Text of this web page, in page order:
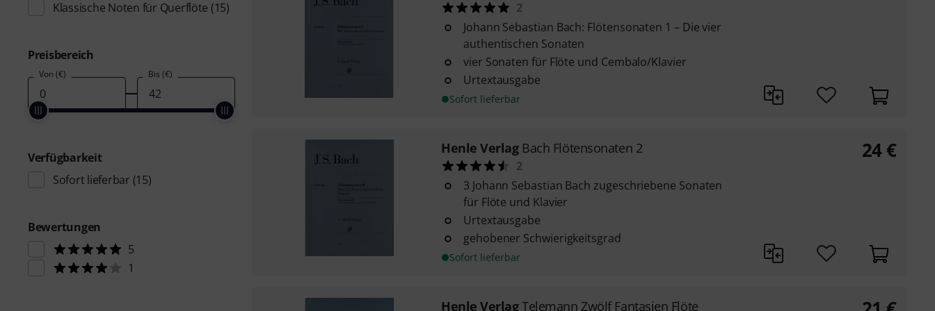
Klassische Noten für Querflöte (15)
Preisbereich
Von (€) Bis (€)
Verfügbarkeit
Sofort lieferbar (15)
Bewertungen
5
1
2
Johann Sebastian Bach: Flötensonaten 1 – Die vier
authentischen Sonaten
vier Sonaten für Flöte und Cembalo/Klavier
Urtextausgabe
Sofort lieferbar
Henle Verlag Bach Flötensonaten 2
2
3 Johann Sebastian Bach zugeschriebene Sonaten
für Flöte und Klavier
Urtextausgabe
gehobener Schwierigkeitsgrad
Sofort lieferbar
24 €
Henle VerlagTelemann Zwölf Fantasien Flöte